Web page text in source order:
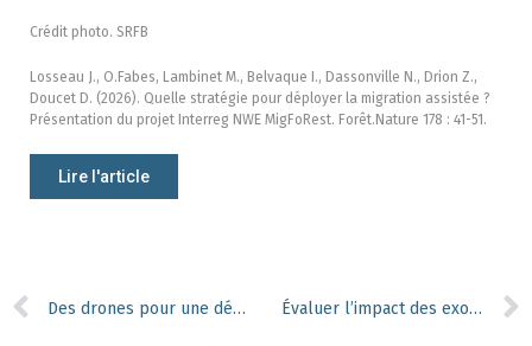
Crédit photo. SRFB
Losseau J., O.Fabes, Lambinet M., Belvaque I., Dassonville N., Drion Z.,
Doucet D. (2026). Quelle stratégie pour déployer la migration assistée ?
Présentation du projet Interreg NWE MigFoRest. Forêt.Nature 178 : 41-51.
Lire l'article
Des drones pour une détection ultra-précoce des scolytes Évaluer l’impact des exotiques envahissantes : voyons au-delà de l’espèce !